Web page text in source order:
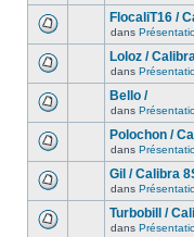
FlocaliT16 /
dans
Loloz /
dans
Bello /
dans
Polochon /
dans
Gil / Calibra
dans
Turbobill /
dans